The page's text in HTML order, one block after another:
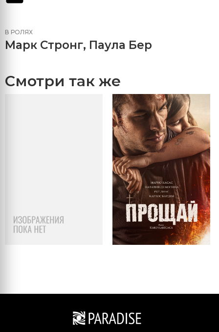
В РОЛЯХ
Марк Стронг, Паула Бер
Смотри так же